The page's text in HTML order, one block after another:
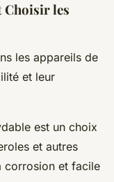
Choisir les
les appareils de
et leur
est un choix
et autres
corrosion et facile